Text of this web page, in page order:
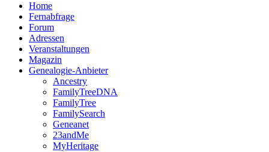
Home
Fernabfrage
Forum
Adressen
Veranstaltungen
Magazin
Genealogie-Anbieter
Ancestry
FamilyTreeDNA
FamilyTree
FamilySearch
Geneanet
23andMe
MyHeritage